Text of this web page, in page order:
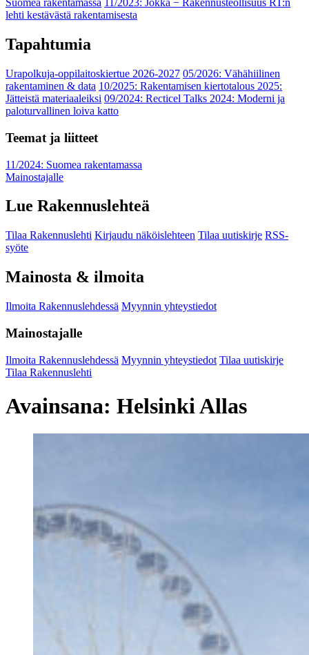
Suomea rakentamassa
11/2023: Jokka − Rakennusteollisuus RT:n
lehti kestävästä rakentamisesta
Tapahtumia
Urapolkuja-oppilaitoskiertue 2026-2027 05/2026: Vähähiilinen
rakentaminen & data 10/2025: Rakentamisen kiertotalous 2025:
Jätteistä materiaaleiksi 09/2024: Recticel Talks 2024: Moderni ja
paloturvallinen loiva katto
Teemat ja liitteet
11/2024: Suomea rakentamassa
Mainostajalle
Lue Rakennuslehteä
Tilaa Rakennuslehti Kirjaudu näköislehteen Tilaa uutiskirje RSS-
syöte
Mainosta & ilmoita
Ilmoita Rakennuslehdessä Myynnin yhteystiedot
Mainostajalle
Ilmoita Rakennuslehdessä Myynnin yhteystiedot Tilaa uutiskirje
Tilaa Rakennuslehti
Avainsana: Helsinki Allas